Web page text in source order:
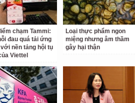
chạm Tammi:
đau quá tải ứng
nền tảng hội tụ
Viettel
Loại thực phẩm ngon
miệng nhưng âm thầm
gây hại thận